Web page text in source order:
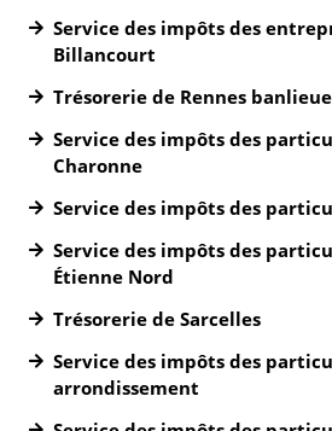
Service des impôts des
Billancourt
Trésorerie de Rennes
Service des impôts des
Charonne
Service des impôts des
Service des impôts des
Étienne Nord
Trésorerie de Sarcelles
Service des impôts des
arrondissement